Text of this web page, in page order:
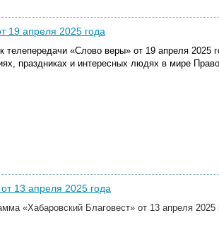
19 апреля 2025 года
телепередачи «Слово веры» от 19 апреля 2025
праздниках и интересных людях в мире
13 апреля 2025 года
«Хабаровский Благовест» от 13 апреля 2025